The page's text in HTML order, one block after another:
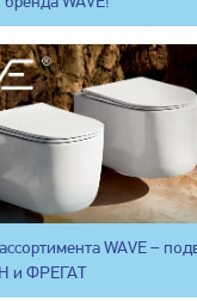
WAVE –
и ФРЕГАТ